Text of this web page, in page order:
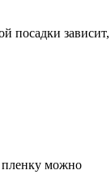
посадки зависит,
пленку можно